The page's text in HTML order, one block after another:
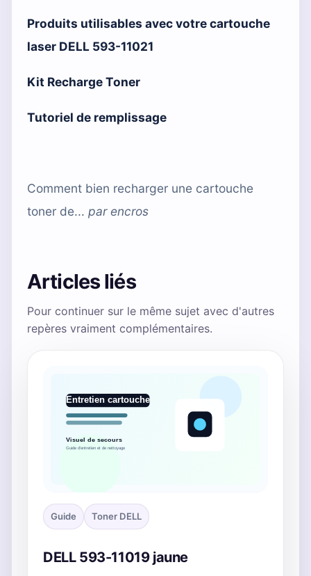
Produits utilisables avec votre cartouche
laser DELL 593-11021
Kit Recharge Toner
Tutoriel de remplissage
Comment bien recharger une cartouche
toner de... parencros
Articles liés
Pour continuer sur le même sujet avec d'autres
repères vraiment complémentaires.
Guide Toner DELL
DELL 593-11019 jaune